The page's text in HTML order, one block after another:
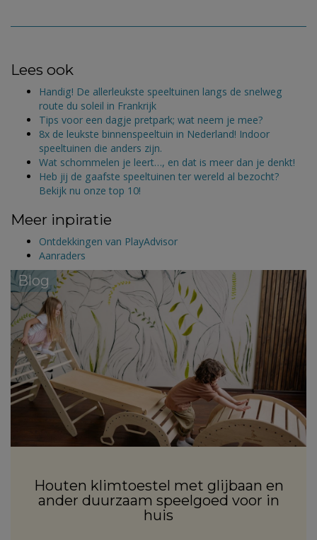
Lees ook
Handig! De allerleukste speeltuinen langs de snelweg
route du soleil in Frankrijk
Tips voor een dagje pretpark; wat neem je mee?
8x de leukste binnenspeeltuin in Nederland! Indoor
speeltuinen die anders zijn.
Wat schommelen je leert…, en dat is meer dan je denkt!
Heb jij de gaafste speeltuinen ter wereld al bezocht?
Bekijk nu onze top 10!
Meer inpiratie
Ontdekkingen van PlayAdvisor
Aanraders
Blog
Houten klimtoestel met glijbaan en
ander duurzaam speelgoed voor in
huis